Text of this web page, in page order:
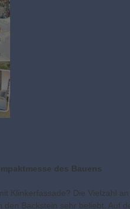
des Bauens
Klinkerfassade? Die Vielzahl
Backstein sehr beliebt. Auf